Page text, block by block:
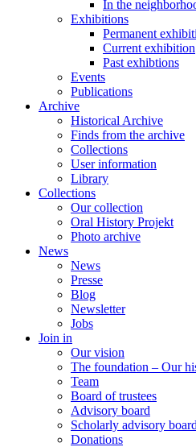
In the
Exhibitions
Permanent
Current exhibition
Past exhibtions
Events
Publications
Archive
Historical Archive
Finds from the archive
Collections
User information
Library
Collections
Our collection
Oral History Projekt
Photo archive
News
News
Presse
Blog
Newsletter
Jobs
Join in
Our vision
The foundation – Our
Team
Board of trustees
Advisory board
Scholarly advisory board
Donations